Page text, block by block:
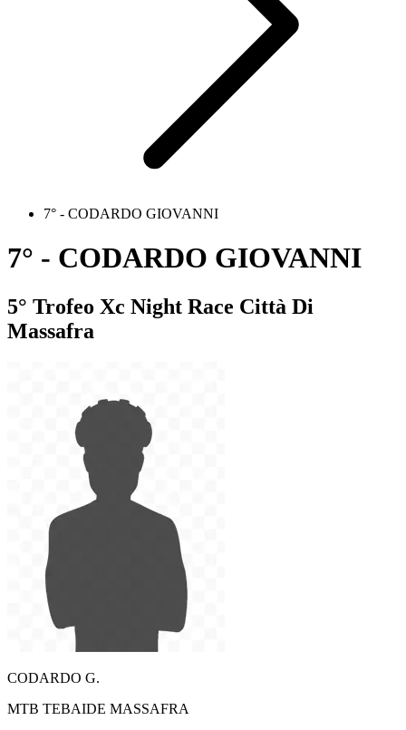
7° - CODARDO GIOVANNI
7° - CODARDO GIOVANNI
5° Trofeo Xc Night Race Città Di
Massafra
CODARDO G.
MTB TEBAIDE MASSAFRA